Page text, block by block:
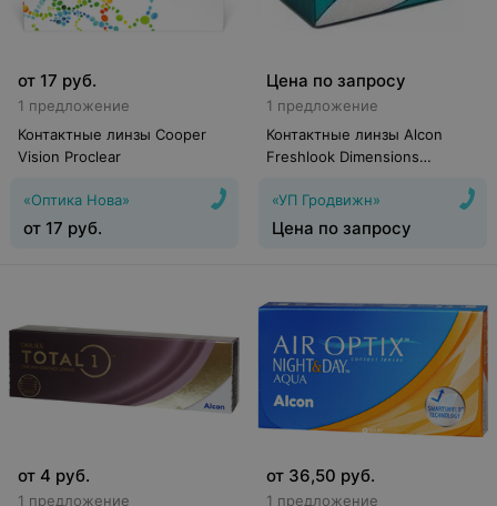
от 17 руб.
1 предложение
Контактные линзы Cooper
Vision Proclear
«Оптика Нова»
от 17 руб.
Цена по запросу
1 предложение
Контактные линзы Alcon
Freshlook Dimensions
«УП Гродвижн»
Цена по запросу
от 4 руб.
1 предложение
от 36,50 руб.
1 предложение